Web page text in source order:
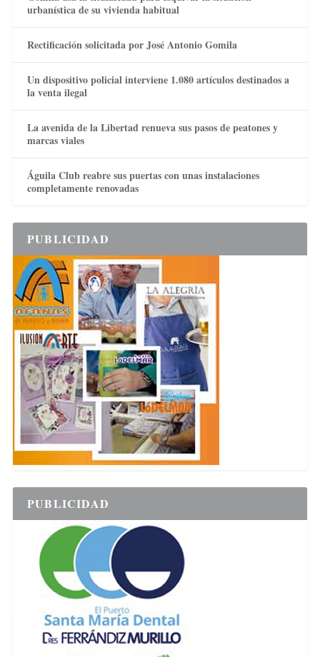
urbanística de su vivienda habitual
Rectificación solicitada por José Antonio Gomila
Un dispositivo policial interviene 1.080 artículos destinados a
la venta ilegal
La avenida de la Libertad renueva sus pasos de peatones y
marcas viales
Águila Club reabre sus puertas con unas instalaciones
completamente renovadas
PUBLICIDAD
PUBLICIDAD